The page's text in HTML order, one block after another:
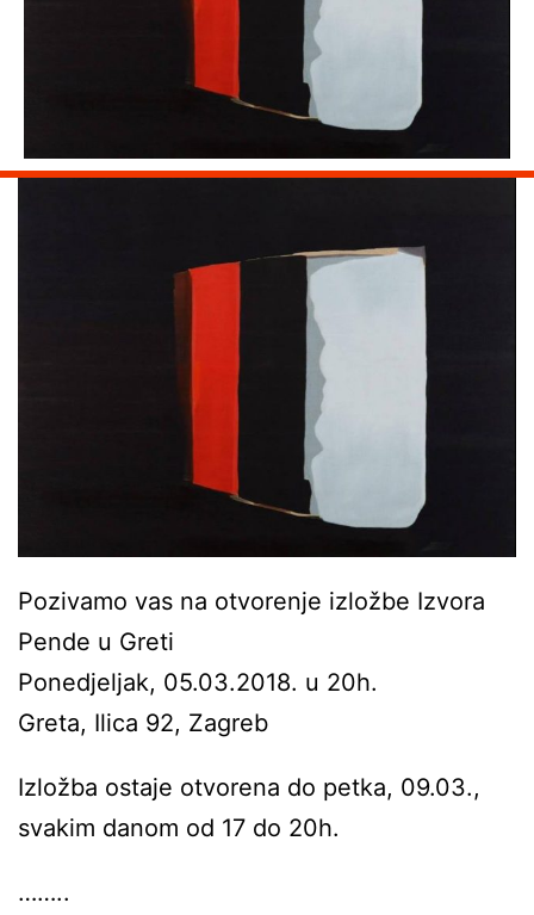
Pozivamo vas na otvorenje izložbe Izvora
Pende u Greti
Ponedjeljak, 05.03.2018. u 20h.
Greta, Ilica 92, Zagreb
Izložba ostaje otvorena do petka, 09.03.,
svakim danom od 17 do 20h.
……..